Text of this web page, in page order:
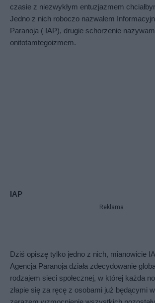
czasie z niezwykłym entuzjazmem
Jedno z nich roboczo nazwałem
Paranoja ( IAP), drugie schorzenie nazywam
onitotamtegoizmem.
IAP
Reklama
Dziś opiszę tylko jedno z nich, mianowicie
Agencja Paranoja działa zdecydowanie
rodzajem sieci społecznej, w której każda
złapie się za ręcę z osobami już będącymi